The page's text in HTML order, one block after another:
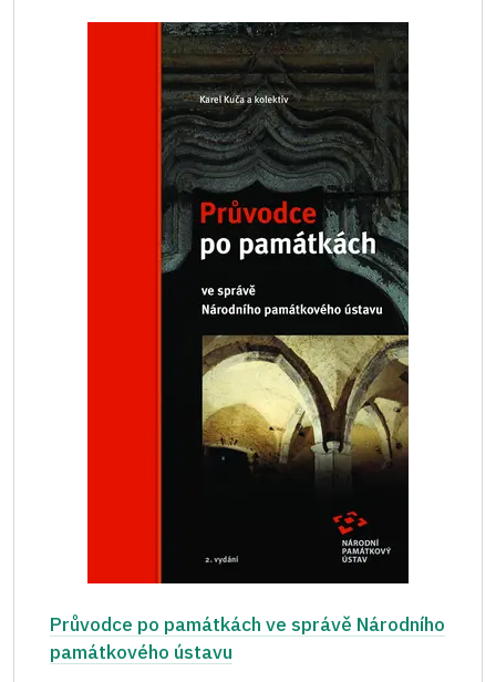
Průvodce po památkách ve správě Národního
památkového ústavu